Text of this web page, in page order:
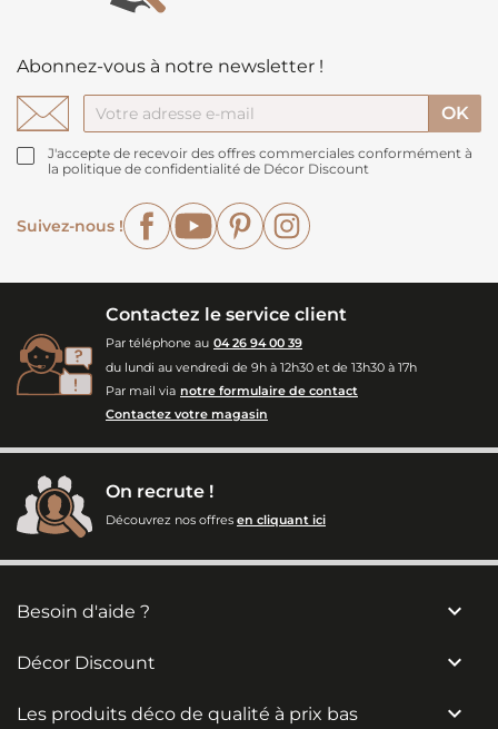
Abonnez-vous à notre newsletter !
J'accepte de recevoir des offres commerciales conformément à
la politique de confidentialité de Décor Discount
Suivez-nous !
FacebookYouTubePinterest
Contactez le service client
Par téléphone au 04 26 94 00 39
du lundi au vendredi de 9h à 12h30 et de 13h30 à 17h
Par mail via notre formulaire de contact
Contactez votre magasin
On recrute !
Découvrez nos offres en cliquant ici
Besoin d'aide ? 
Décor Discount 
Les produits déco de qualité à prix bas 